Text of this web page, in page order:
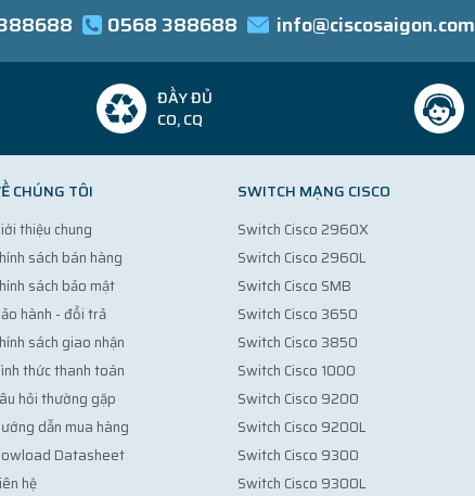
0568 388688 info@ciscosaigon.com
ĐẦY ĐỦ
CO, CQ
CHÚNG TÔI
thiệu chung
sách bán hàng
sách bảo mật
hành - đổi trả
sách giao nhận
thức thanh toán
hỏi thường gặp
dẫn mua hàng
Datasheet
hệ
SWITCH MẠNG CISCO
Switch Cisco 2960X
Switch Cisco 2960L
Switch Cisco SMB
Switch Cisco 3650
Switch Cisco 3850
Switch Cisco 1000
Switch Cisco 9200
Switch Cisco 9200L
Switch Cisco 9300
Switch Cisco 9300L